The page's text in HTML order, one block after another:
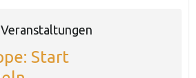
Start